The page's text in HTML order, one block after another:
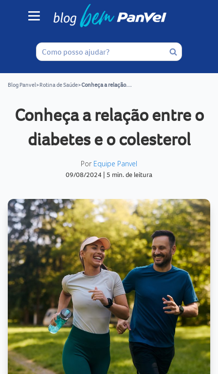
Blog Panvel>Rotina de Saúde> Conheça a relação entre o diabetes e o colesterol
Conheça a relação entre o
diabetes e o colesterol
Por Equipe Panvel
09/08/2024 | 5 min. de leitura